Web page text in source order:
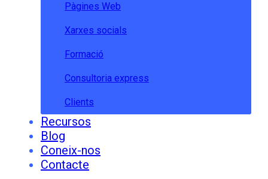
Pàgines Web
Xarxes socials
Formació
Consultoria express
Clients
Recursos
Blog
Coneix-nos
Contacte